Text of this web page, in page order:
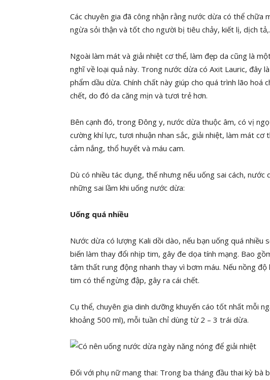
Các chuyên gia đã công nhận rằng nước dừa có thể
ngừa sỏi thận và tốt cho người bị tiêu chảy, kiết lị, dịch
Ngoài làm mát và giải nhiệt cơ thể, làm đẹp da cũng là
nghĩ về loại quả này. Trong nước dừa có Axit Lauric, đây
phẩm dầu dừa. Chính chất này giúp cho quá trình lão hoá
chết, do đó da căng mịn và tươi trẻ hơn.
Bên cạnh đó, trong Đông y, nước dừa thuộc âm, có vị
cường khí lực, tươi nhuận nhan sắc, giải nhiệt, làm mát
cảm nắng, thổ huyết và máu cam.
Dù có nhiều tác dụng, thế nhưng nếu uống sai cách,
những sai lầm khi uống nước dừa:
Uống quá nhiều
Nước dừa có lượng Kali dồi dào, nếu bạn uống quá nhiều
biến làm thay đổi nhịp tim, gây đe dọa tính mạng. Bao
tâm thất rung động nhanh thay vì bơm máu. Nếu nồng
tim có thể ngừng đập, gây ra cái chết.
Cụ thể, chuyên gia dinh dưỡng khuyến cáo tốt nhất mỗi
khoảng 500 ml), mỗi tuần chỉ dùng từ 2 – 3 trái dừa.
Đối với phụ nữ mang thai: Trong ba tháng đầu thai kỳ bà